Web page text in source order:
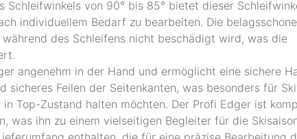
von 90° bis 85° bietet dieser
individuellem Bedarf zu bearbeiten. Die
des Schleifens nicht beschädigt wird, was die
angenehm in der Hand und ermöglicht eine sichere
Feilen der Seitenkanten, was besonders für
Top-Zustand halten möchten. Der Profi Edger ist
was ihn zu einem vielseitigen Begleiter für die